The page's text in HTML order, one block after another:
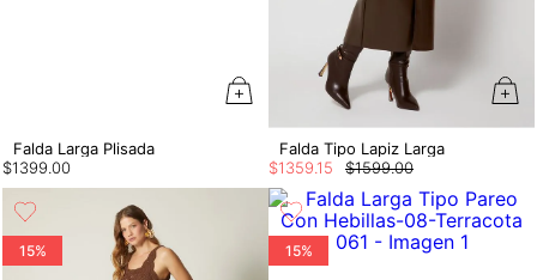
Falda Larga Plisada
$1399.00
Falda Tipo Lapiz Larga
$1599.00
$135915
15% 15%